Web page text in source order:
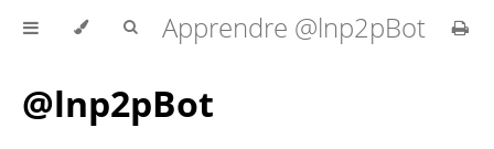
Apprendre @lnp2pBot
@lnp2pBot